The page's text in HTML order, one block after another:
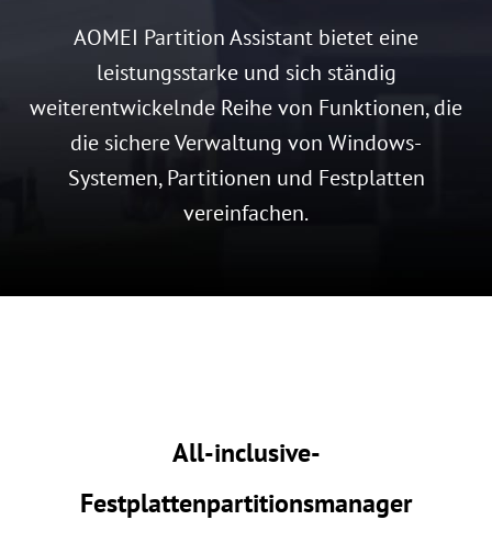
AOMEI Partition Assistant bietet eine
leistungsstarke und sich ständig
weiterentwickelnde Reihe von Funktionen, die
die sichere Verwaltung von Windows-
Systemen, Partitionen und Festplatten
vereinfachen.
All-inclusive-
Festplattenpartitionsmanager